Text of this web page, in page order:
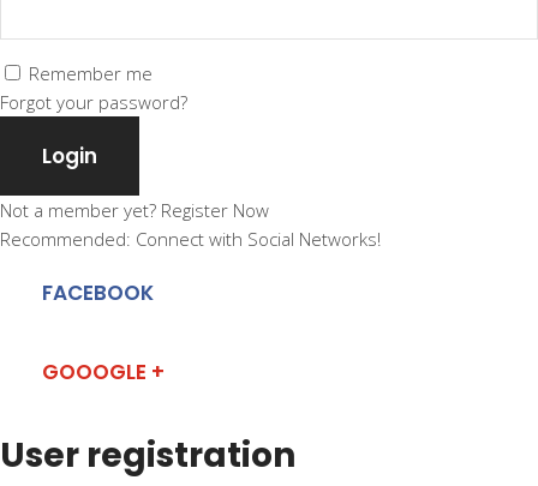
Remember me
Forgot your password?
Login
Not a member yet? Register Now
Recommended: Connect with Social Networks!
FACEBOOK
GOOOGLE +
User registration